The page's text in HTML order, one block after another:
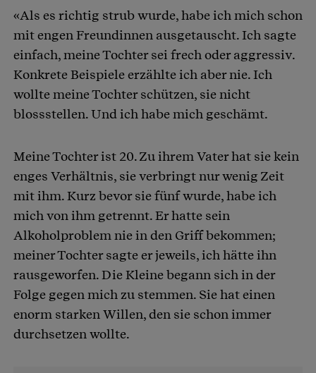
«Als es richtig strub wurde, habe ich mich schon
mit engen Freundinnen ausgetauscht. Ich sagte
einfach, meine Tochter sei frech oder aggressiv.
Konkrete Beispiele erzählte ich aber nie. Ich
wollte meine Tochter schützen, sie nicht
blossstellen. Und ich habe mich geschämt.
Meine Tochter ist 20. Zu ihrem Vater hat sie kein
enges Verhältnis, sie verbringt nur wenig Zeit
mit ihm. Kurz bevor sie fünf wurde, habe ich
mich von ihm getrennt. Er hatte sein
Alkoholproblem nie in den Griff bekommen;
meiner Tochter sagte er jeweils, ich hätte ihn
rausgeworfen. Die Kleine begann sich in der
Folge gegen mich zu stemmen. Sie hat einen
enorm starken Willen, den sie schon immer
durchsetzen wollte.